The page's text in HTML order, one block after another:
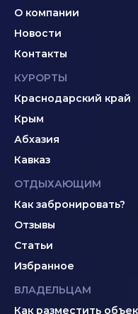
О компании
Новости
Контакты
КУРОРТЫ
Краснодарский край
Крым
Абхазия
Кавказ
ОТДЫХАЮЩИМ
Как забронировать?
Отзывы
Статьи
Избранное
ВЛАДЕЛЬЦАМ
Как разместить